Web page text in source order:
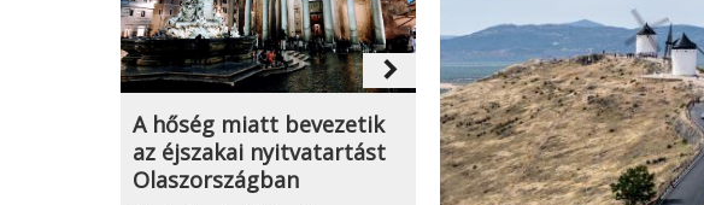
navigate_next
A hőség miatt bevezetik
az éjszakai nyitvatartást
Olaszországban